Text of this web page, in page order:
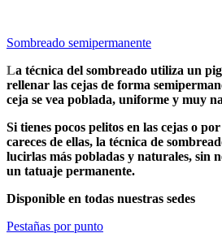
Sombreado semipermanente
La técnica del sombreado utiliza un
rellenar las cejas de forma
ceja se vea poblada, uniforme y muy
Si tienes pocos pelitos en las cejas o
careces de ellas, la técnica de
lucirlas más pobladas y naturales, sin
un tatuaje permanente.
Disponible en todas nuestras sedes
Pestañas por punto